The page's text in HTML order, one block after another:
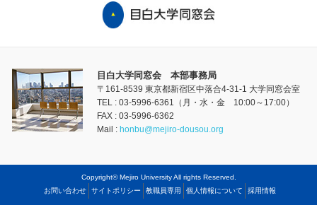
目白大学同窓会 本部事務局
〒161-8539 東京都新宿区中落合4-31-1 大学同窓会室
TEL : 03-5996-6361（月・水・金 10:00～17:00）
FAX : 03-5996-6362
Mail : honbu@mejiro-dousou.org
Copyright© Mejiro University All rights Reserved.
お問い合わせ
サイトポリシー 教職員専用 個人情報について 採用情報